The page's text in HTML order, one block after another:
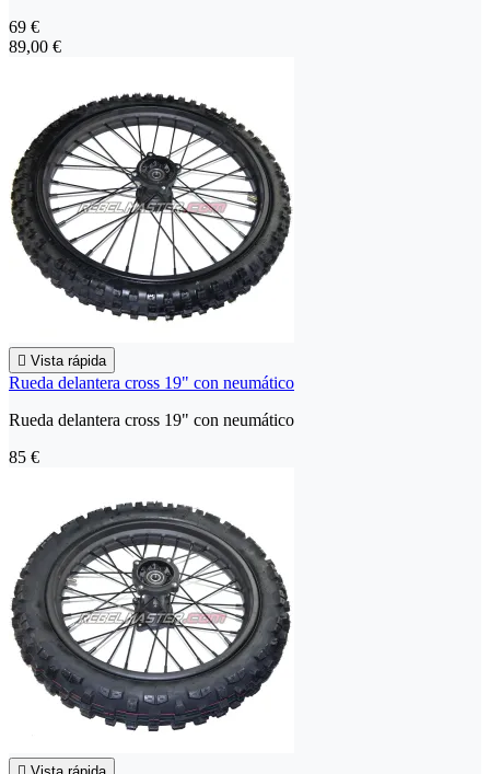
69 €
89,00 €
 Vista rápida
Rueda delantera cross 19" con neumático
Rueda delantera cross 19" con neumático
85 €